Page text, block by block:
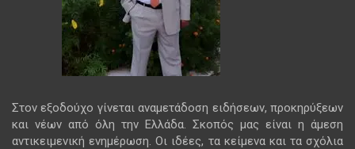
Στον εξοδούχο γίνεται αναμετάδοση ειδήσεων, προκηρύξεων
και νέων από όλη την Ελλάδα. Σκοπός μας είναι η άμεση
αντικειμενική ενημέρωση. Οι ιδέες, τα κείμενα και τα σχόλια